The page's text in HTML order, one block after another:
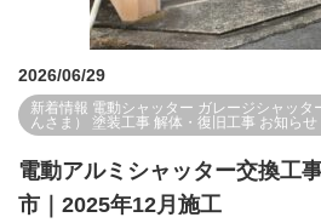
2026/06/29
新着情報 電動シャッター ガレージシャッタ
んさま）
塗装工事 解体・復旧工事 お知らせ
電動アルミシャッター交換工
市｜2025年12月施工